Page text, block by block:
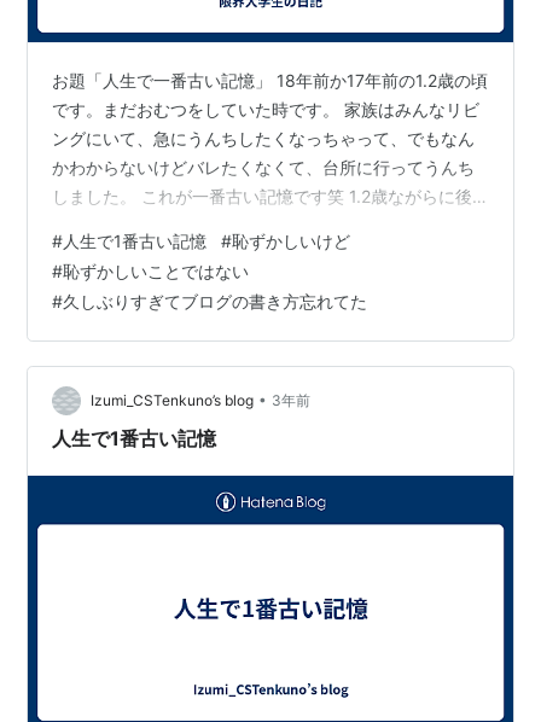
お題「人生で一番古い記憶」 18年前か17年前の1.2歳の頃
です。まだおむつをしていた時です。 家族はみんなリビ
ングにいて、急にうんちしたくなっちゃって、でもなん
かわからないけどバレたくなくて、台所に行ってうんち
しました。 これが一番古い記憶です笑 1.2歳ながらに後
笑笑
#人生で1番古い記憶 #恥ずかしいけど
#恥ずかしいことではない
#久しぶりすぎてブログの書き方忘れてた
Izumi_CSTenkuno’s blog • 3年前
人生で1番古い記憶